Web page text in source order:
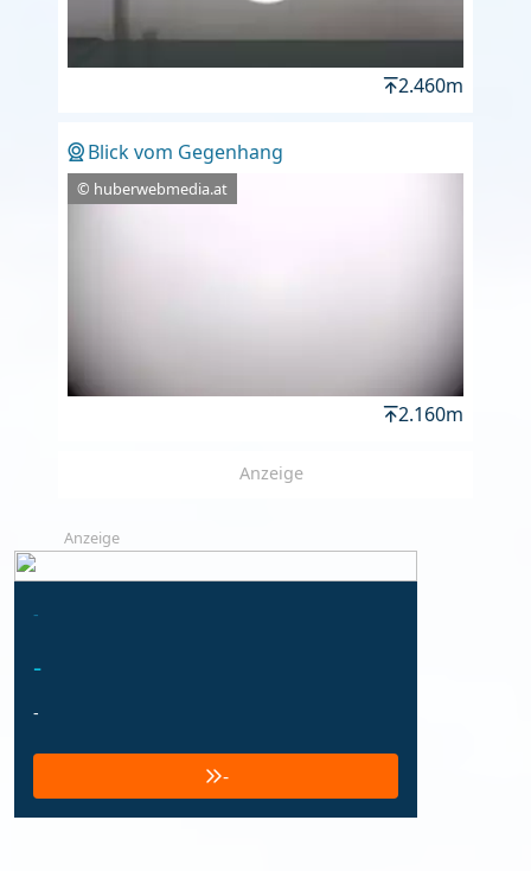
2.460m
Blick vom Gegenhang
© huberwebmedia.at
2.160m
Anzeige
Anzeige
-
-
-
-